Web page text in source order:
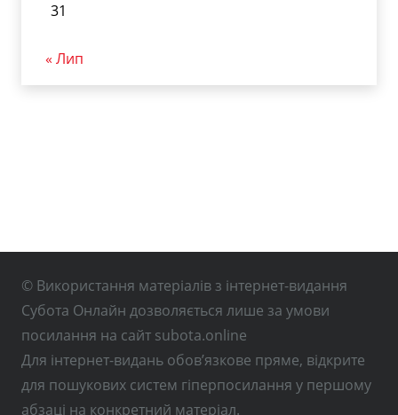
31
« Лип
© Використання матеріалів з інтернет-видання
Субота Онлайн дозволяється лише за умови
посилання на сайт subota.online
Для інтернет-видань обов’язкове пряме, відкрите
для пошукових систем гіперпосилання у першому
абзаці на конкретний матеріал.